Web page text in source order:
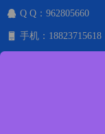
Q Q： 962805660
手机： 18823715618